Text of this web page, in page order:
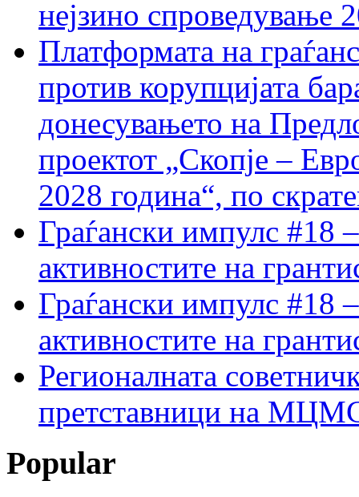
нејзино спроведување
Платформата на
против корупцијата
донесувањето на
проектот „Скопје –
2028 година“, по
Граѓански импулс #18
активностите на
Граѓански импулс #18
активностите на
Регионалната
претставници на МЦМС
Popular